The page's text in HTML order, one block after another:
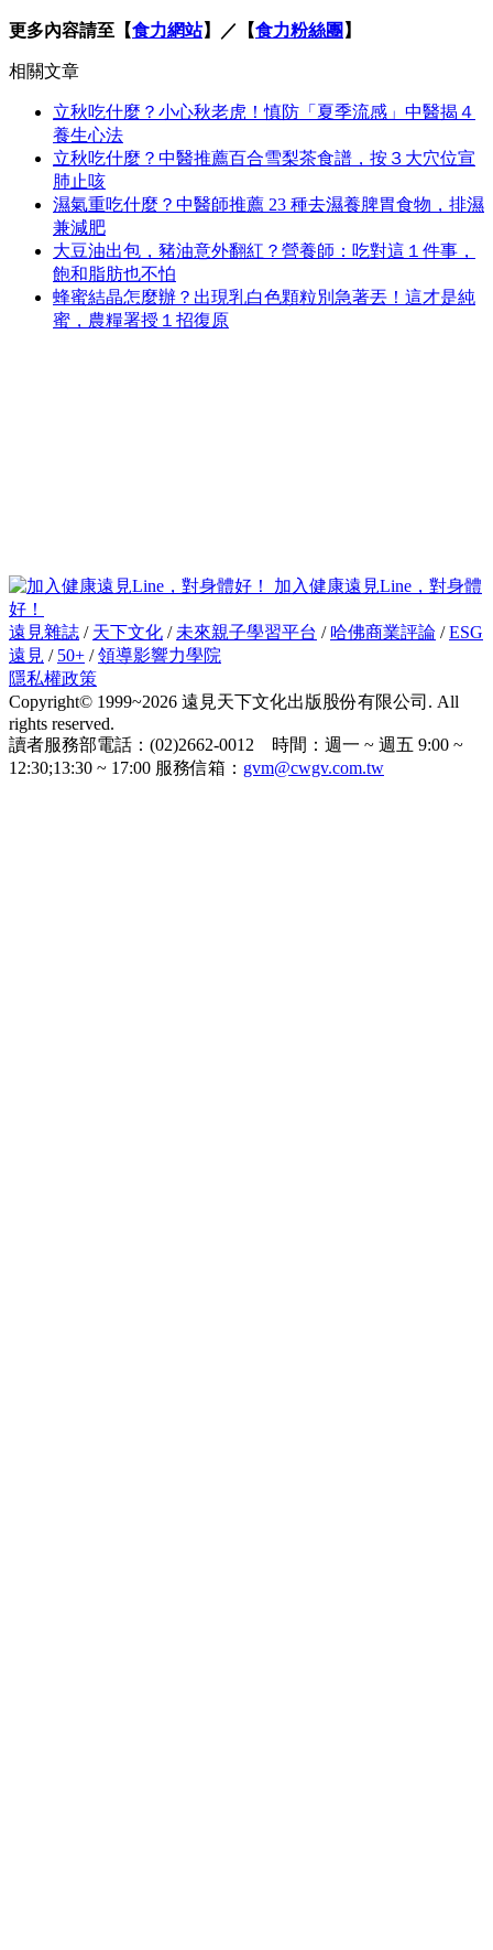
更多內容請至【食力網站】／【食力粉絲團 】
相關文章
立秋吃什麼？小心秋老虎！慎防「夏季流感」中醫揭４
養生心法
立秋吃什麼？中醫推薦百合雪梨茶食譜，按３大穴位宣
肺止咳
濕氣重吃什麼？中醫師推薦 23 種去濕養脾胃食物，排濕
兼減肥
大豆油出包，豬油意外翻紅？營養師：吃對這１件事，
飽和脂肪也不怕
蜂蜜結晶怎麼辦？出現乳白色顆粒別急著丟！這才是純
蜜，農糧署授１招復原
加入健康遠見Line，對身體
好！
遠見雜誌 / 天下文化 / 未來親子學習平台 / 哈佛商業評論 /ESG
遠見 / 50+ /領導影響力學院
隱私權政策
Copyright© 1999~2026 遠見天下文化出版股份有限公司. All
rights reserved.
讀者服務部電話：(02)2662-0012 時間：週一 ~ 週五 9:00 ~
12:30;13:30 ~ 17:00 服務信箱： gvm@cwgv.com.tw